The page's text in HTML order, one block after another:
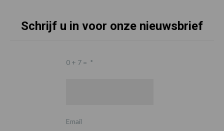
Schrijf u in voor onze nieuwsbrief
0 + 7 = *
Email